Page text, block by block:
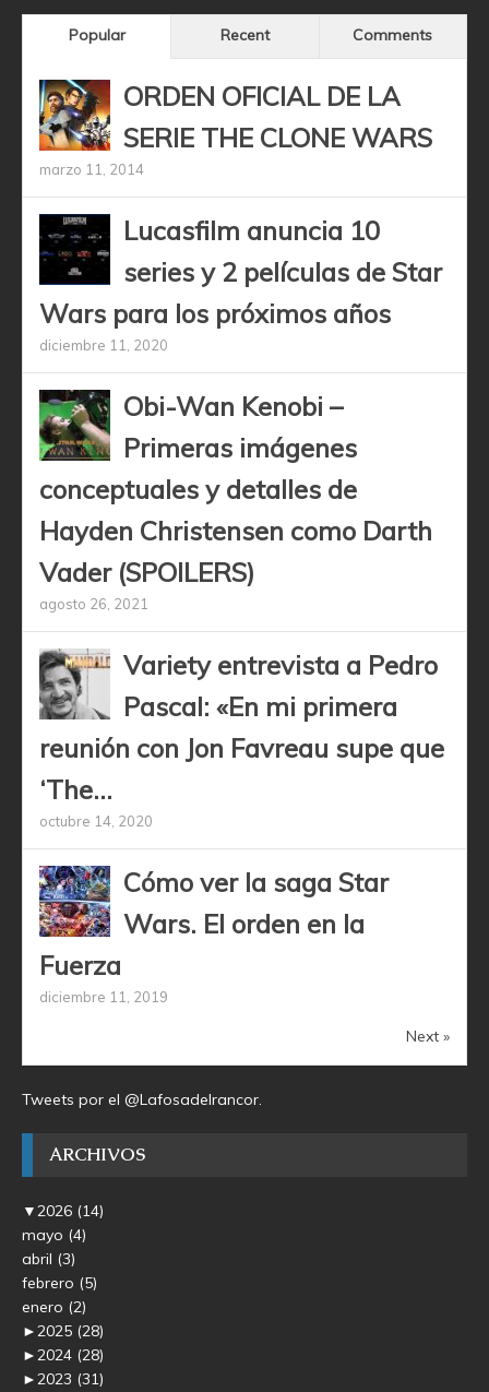
Popular Recent Comments
ORDEN OFICIAL DE LA
SERIE THE CLONE WARS
marzo 11, 2014
Lucasfilm anuncia 10
series y 2 películas de Star
Wars para los próximos años
diciembre 11, 2020
Obi-Wan Kenobi –
Primeras imágenes
conceptuales y detalles de
Hayden Christensen como Darth
Vader (SPOILERS)
agosto 26, 2021
Variety entrevista a Pedro
Pascal: «En mi primera
reunión con Jon Favreau supe que
‘The...
octubre 14, 2020
Cómo ver la saga Star
Wars. El orden en la
Fuerza
diciembre 11, 2019
Next »
Tweets por el @Lafosadelrancor.
ARCHIVOS
▼2026 (14)
mayo (4)
abril (3)
febrero (5)
enero (2)
►2025 (28)
►2024 (28)
►2023 (31)